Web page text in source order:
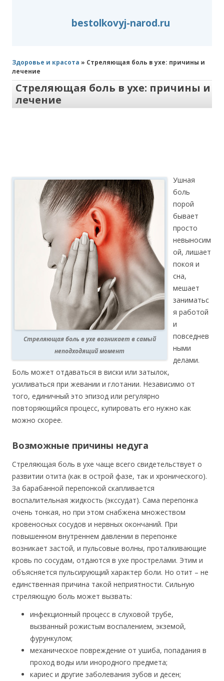
bestolkovyj-narod.ru
Здоровье и красота » Стреляющая боль в ухе: причины и
лечение
Стреляющая боль в ухе: причины и
лечение
Стреляющая боль в ухе возникает в самый
неподходящий момент
Ушная
боль
порой
бывает
просто
невыносим
ой, лишает
покоя и
сна,
мешает
заниматьс
я работой
и
повседнев
ными
делами.
Боль может отдаваться в виски или затылок,
усиливаться при жевании и глотании. Независимо от
того, единичный это эпизод или регулярно
повторяющийся процесс, купировать его нужно как
можно скорее.
Возможные причины недуга
Стреляющая боль в ухе чаще всего свидетельствует о
развитии отита (как в острой фазе, так и хронического).
За барабанной перепонкой скапливается
воспалительная жидкость (экссудат). Сама перепонка
очень тонкая, но при этом снабжена множеством
кровеносных сосудов и нервных окончаний. При
повышенном внутреннем давлении в перепонке
возникает застой, и пульсовые волны, проталкивающие
кровь по сосудам, отдаются в ухе прострелами. Этим и
объясняется пульсирующий характер боли. Но отит – не
единственная причина такой неприятности. Сильную
стреляющую боль может вызвать:
инфекционный процесс в слуховой трубе,
вызванный рожистым воспалением, экземой,
фурункулом;
механическое повреждение от ушиба, попадания в
проход воды или инородного предмета;
кариес и другие заболевания зубов и десен;